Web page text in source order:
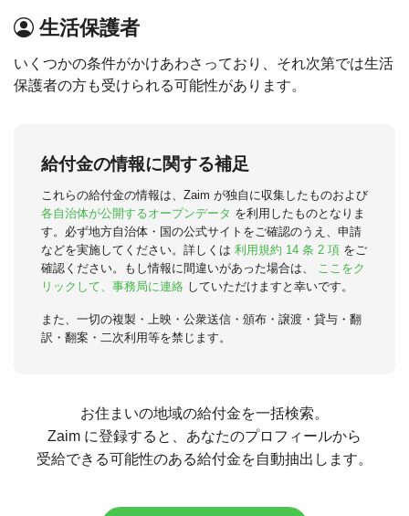
生活保護者
いくつかの条件がかけあわさっており、それ次第では生活
保護者の方も受けられる可能性があります。
給付金の情報に関する補足
これらの給付金の情報は、Zaim が独自に収集したものおよび
各自治体が公開するオープンデータ を利用したものとなりま
す。必ず地方自治体・国の公式サイトをご確認のうえ、申請
などを実施してください。詳しくは 利用規約 14 条 2 項 をご
確認ください。もし情報に間違いがあった場合は、
ここをク
リックして、事務局に連絡 していただけますと幸いです。
また、一切の複製・上映・公衆送信・頒布・譲渡・貸与・翻
訳・翻案・二次利用等を禁じます。
お住まいの地域の給付金を一括検索。
Zaim に登録すると、あなたのプロフィールから
受給できる可能性のある給付金を自動抽出します。